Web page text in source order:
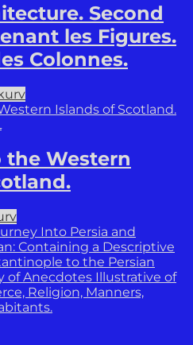
Second
les Figures.
Colonnes.
the Western